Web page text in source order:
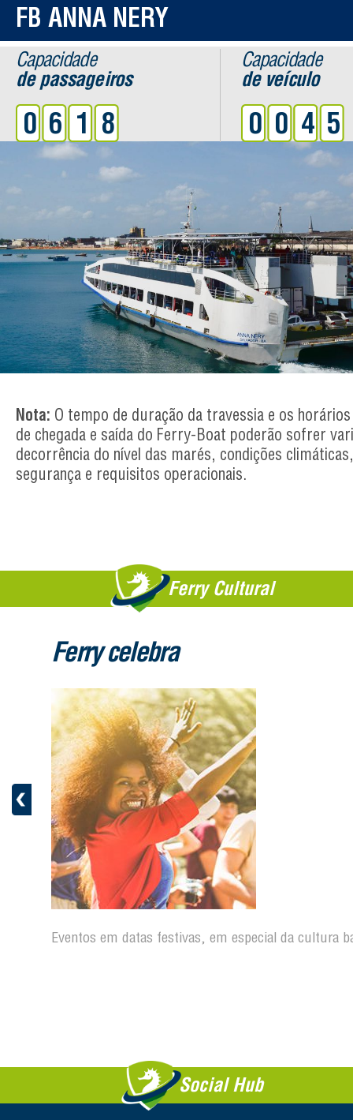
FB ANNA NERY
Capacidade
de passageiros
0618
Capacidade
de veículo
0045
Nota: O tempo de duração da travessia e os
de chegada e saída do Ferry-Boat poderão sofrer
decorrência do nível das marés, condições
segurança e requisitos operacionais.
Ferry Cultural
Ferry celebra
Eventos em datas festivas, em especial da cultura
Social Hub